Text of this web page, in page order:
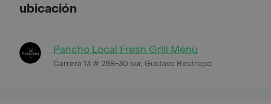
ubicación
Pancho Local Fresh Grill Menú
Carrera 13 # 28B-30 sur, Gustavo Restrepo